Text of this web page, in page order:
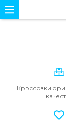
Кроссовки